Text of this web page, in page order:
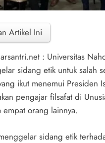
Artikel Ini
: Universitas
sidang etik untuk salah
ikut menemui Presiden
pengajar filsafat di
empat orang lainnya.
sidang etik